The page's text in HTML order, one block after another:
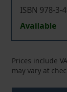
ISBN 978-3-
Available
Prices include
may vary at